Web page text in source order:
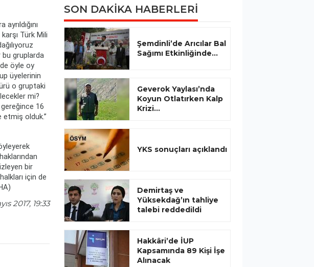
Türk Mili
bu gruplarda
öyle oy
üyelerinin
o gruptaki
mi?
16
etmiş olduk.”
bir
için de
2017, 19:33
SON DAKİKA HABERLERİ
Şemdinli’de Arıcılar Bal
Sağımı Etkinliğinde...
Geverok Yaylası’nda
Koyun Otlatırken Kalp
Krizi...
YKS sonuçları açıklandı
Demirtaş ve
Yüksekdağ’ın tahliye
talebi reddedildi
Hakkâri’de İUP
Kapsamında 89 Kişi İşe
Alınacak